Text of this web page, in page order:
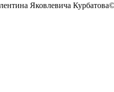
Яковлевича Курбатова